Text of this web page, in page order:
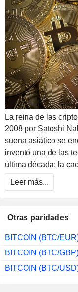
La reina de las
2008 por Satoshi
suena asiático se
inventó una de las
última década: la
define como una red
transparente,
software de código
Se considera oro
depende de ningún
...
Leer más...
Otras paridades
BITCOIN (BTC/
BITCOIN (BTC/GBP)
BITCOIN (BTC/